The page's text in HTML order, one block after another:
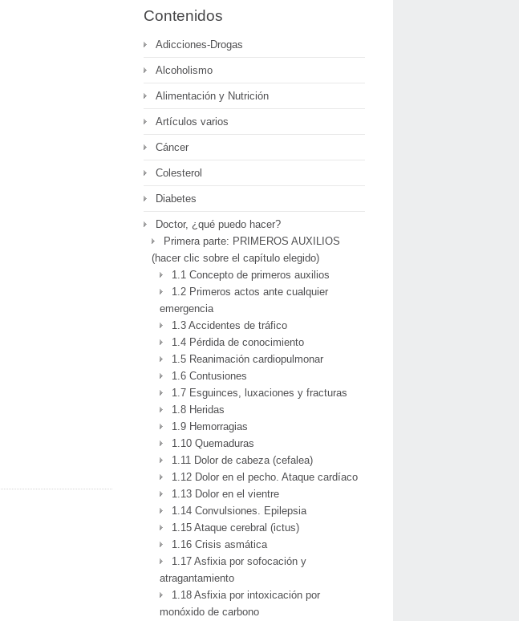
Contenidos
Adicciones-Drogas
Alcoholismo
Alimentación y Nutrición
Artículos varios
Cáncer
Colesterol
Diabetes
Doctor, ¿qué puedo hacer?
Primera parte: PRIMEROS AUXILIOS
(hacer clic sobre el capítulo elegido)
1.1 Concepto de primeros auxilios
1.2 Primeros actos ante cualquier
emergencia
1.3 Accidentes de tráfico
1.4 Pérdida de conocimiento
1.5 Reanimación cardiopulmonar
1.6 Contusiones
1.7 Esguinces, luxaciones y fracturas
1.8 Heridas
1.9 Hemorragias
1.10 Quemaduras
1.11 Dolor de cabeza (cefalea)
1.12 Dolor en el pecho. Ataque cardíaco
1.13 Dolor en el vientre
1.14 Convulsiones. Epilepsia
1.15 Ataque cerebral (ictus)
1.16 Crisis asmática
1.17 Asfixia por sofocación y
atragantamiento
1.18 Asfixia por intoxicación por
monóxido de carbono